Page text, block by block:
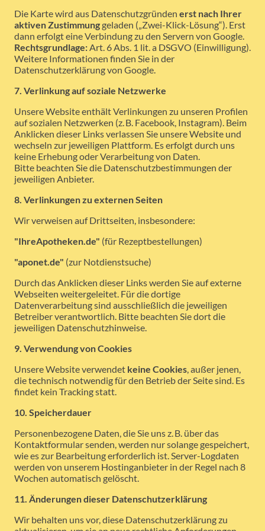
Die Karte wird aus Datenschutzgründen erst nach Ihrer
aktiven Zustimmunggeladen („Zwei-Klick-Lösung“). Erst
dann erfolgt eine Verbindung zu den Servern von Google.
Rechtsgrundlage: Art. 6 Abs. 1 lit. a DSGVO (Einwilligung).
Weitere Informationen finden Sie in der
Datenschutzerklärung von Google.
7. Verlinkung auf soziale Netzwerke
Unsere Website enthält Verlinkungen zu unseren Profilen
auf sozialen Netzwerken (z. B. Facebook, Instagram). Beim
Anklicken dieser Links verlassen Sie unsere Website und
wechseln zur jeweiligen Plattform. Es erfolgt durch uns
keine Erhebung oder Verarbeitung von Daten.
Bitte beachten Sie die Datenschutzbestimmungen der
jeweiligen Anbieter.
8. Verlinkungen zu externen Seiten
Wir verweisen auf Drittseiten, insbesondere:
"IhreApotheken.de" (für Rezeptbestellungen)
"aponet.de" (zur Notdienstsuche)
Durch das Anklicken dieser Links werden Sie auf externe
Webseiten weitergeleitet. Für die dortige
Datenverarbeitung sind ausschließlich die jeweiligen
Betreiber verantwortlich. Bitte beachten Sie dort die
jeweiligen Datenschutzhinweise.
9. Verwendung von Cookies
Unsere Website verwendet keine Cookies , außer jenen,
die technisch notwendig für den Betrieb der Seite sind. Es
findet kein Tracking statt.
10. Speicherdauer
Personenbezogene Daten, die Sie uns z. B. über das
Kontaktformular senden, werden nur solange gespeichert,
wie es zur Bearbeitung erforderlich ist. Server-Logdaten
werden von unserem Hostinganbieter in der Regel nach 8
Wochen automatisch gelöscht.
11. Änderungen dieser Datenschutzerklärung
Wir behalten uns vor, diese Datenschutzerklärung zu